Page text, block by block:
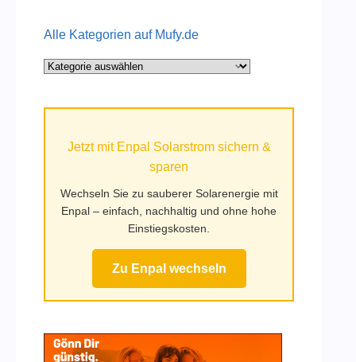
Alle Kategorien auf Mufy.de
Alle
Jetzt mit Enpal Solarstrom sichern &
sparen
Wechseln Sie zu sauberer Solarenergie mit
Enpal – einfach, nachhaltig und ohne hohe
Einstiegskosten.
Zu Enpal wechseln